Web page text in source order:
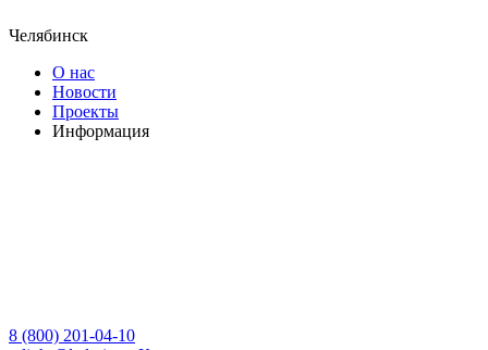
Челябинск
О нас
Новости
Проекты
Информация
8 (800) 201-04-10